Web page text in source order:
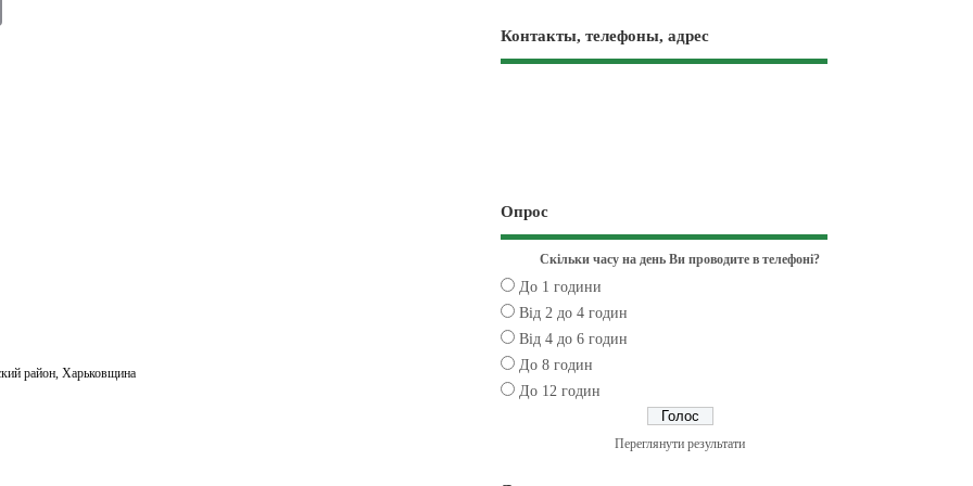
район ,Харьковщина
Контакты, телефоны, адрес
Опрос
Скільки часу на день Ви проводите в телефоні?
До 1 години
Від 2 до 4 годин
Від 4 до 6 годин
До 8 годин
До 12 годин
Переглянути результати